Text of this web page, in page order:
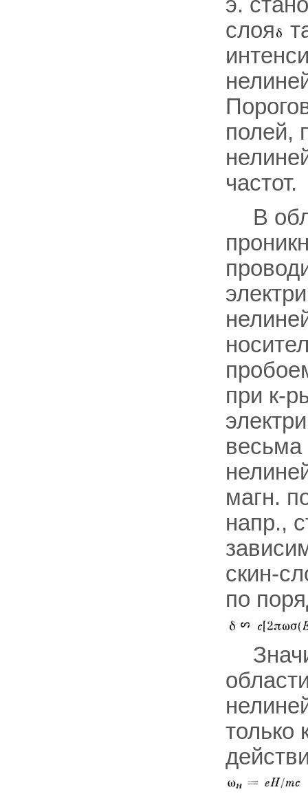
слоя
полей,
частот.
В
при к-
магн.
напр.,
скин-
по
только